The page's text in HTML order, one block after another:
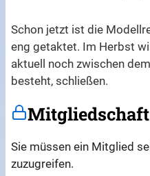
Schon jetzt ist die
eng getaktet. Im Herbst
aktuell noch zwischen
besteht, schließen.
Sie müssen ein Mitglied
zuzugreifen.